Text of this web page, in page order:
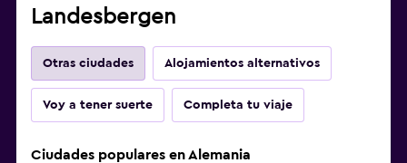
Landesbergen
Otras ciudades Alojamientos alternativos
Voy a tener suerte Completa tu viaje
Ciudades populares en Alemania